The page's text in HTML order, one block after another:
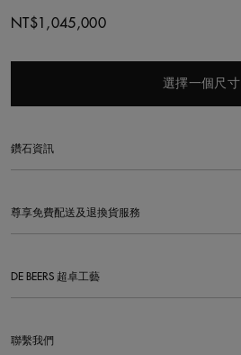
NT$1,045,000
選擇一個尺寸
鑽石資訊
尊享免費配送及退換貨服務
DE BEERS 超卓工藝
聯繫我們